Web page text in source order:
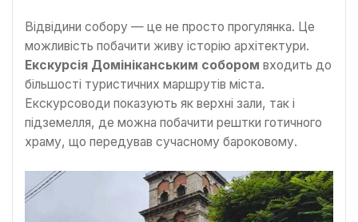
Відвідини собору — це не просто прогулянка. Це
можливість побачити живу історію архітектури.
Екскурсія Домініканським собором входить до
більшості туристичних маршрутів міста.
Екскурсоводи показують як верхні зали, так і
підземелля, де можна побачити рештки готичного
храму, що передував сучасному бароковому.